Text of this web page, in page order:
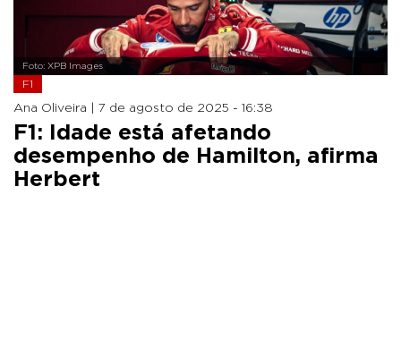
Foto: XPB Images
F1
Ana Oliveira | 7 de agosto de 2025 - 16:38
F1: Idade está afetando
desempenho de Hamilton, afirma
Herbert